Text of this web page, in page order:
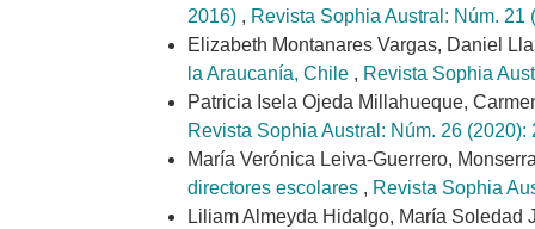
2016) , Revista Sophia Austral: Núm. 21
Elizabeth Montanares Vargas, Daniel
la Araucanía, Chile , Revista Sophia
Patricia Isela Ojeda Millahueque,
Revista Sophia Austral: Núm. 26
María Verónica Leiva-Guerrero,
directores escolares , Revista Sophia
Liliam Almeyda Hidalgo, María Soledad